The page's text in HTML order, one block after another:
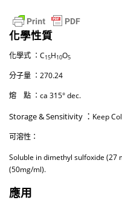
化學性質
化學式 ：C15H10O5
分子量 ：270.24
熔 點 ：ca 315° dec.
Storage & Sensitivity ： Keep
可溶性：
Soluble in dimethyl sulfoxide (27
(50mg/ml).
應用